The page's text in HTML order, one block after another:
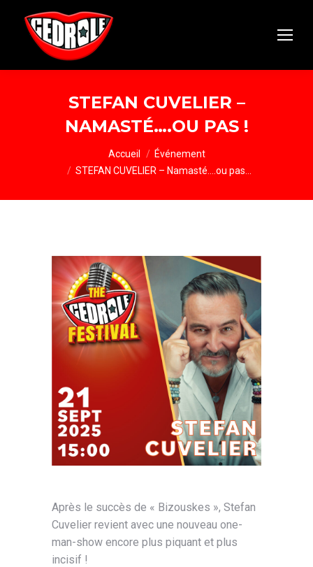
STEFAN CUVELIER –
NAMASTÉ….OU PAS !
Accueil
Événement
STEFAN CUVELIER – Namasté….ou pas…
Après le succès de « Bizouskes », Stefan
Cuvelier revient avec une nouveau one-
man-show encore plus piquant et plus
incisif !